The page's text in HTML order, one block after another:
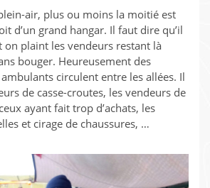
air, plus ou moins la moitié est
d’un grand hangar. Il faut dire qu’il
on plaint les vendeurs restant là
bouger. Heureusement des
ambulants circulent entre les allées. Il
de casse-croutes, les vendeurs de
ayant fait trop d’achats, les
et cirage de chaussures, …